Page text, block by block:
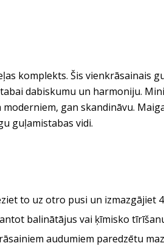
komplekts. Šis vienkrāsainais
dabiskumu un harmoniju.
gan skandināvu.
guļamistabas vidi.
to uz otro pusi un izmazgājiet
balinātājus vai ķīmisko
audumiem paredzētu